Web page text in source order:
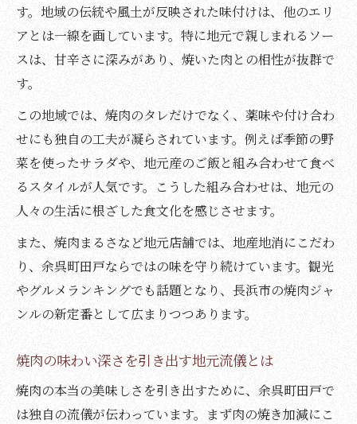
す。地域の伝統や風土が反映された味付けは、他のエリ
アとは一線を画しています。特に地元で親しまれるソー
スは、甘辛さに深みがあり、焼いた肉との相性が抜群で
す。
この地域では、焼肉のタレだけでなく、薬味や付け合わ
せにも独自の工夫が凝らされています。例えば季節の野
菜を使ったサラダや、地元産のご飯と組み合わせて食べ
るスタイルが人気です。こうした組み合わせは、地元の
人々の生活に根ざした食文化を感じさせます。
また、焼肉まるさなど地元店舗では、地産地消にこだわ
り、余呉町田戸ならではの味を守り続けています。観光
やグルメランキングでも話題となり、長浜市の焼肉ジャ
ンルの新定番として広まりつつあります。
焼肉の味わい深さを引き出す地元流儀とは
焼肉の本当の美味しさを引き出すために、余呉町田戸で
は独自の流儀が伝わっています。まず肉の焼き加減にこ